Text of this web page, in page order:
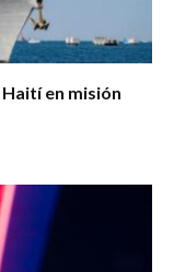
Haití en misión